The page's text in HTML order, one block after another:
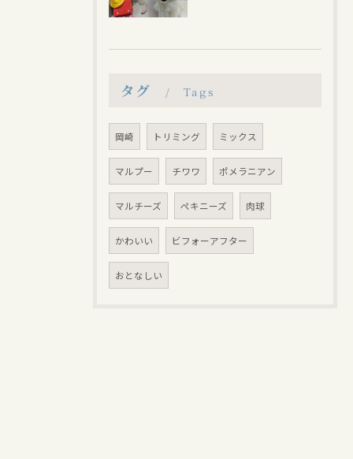
タグ Tags
岡崎 トリミング ミックス
マルプー チワワ ポメラニアン
マルチーズ ペキニーズ 肉球
かわいい ビフォーアフター
おとなしい